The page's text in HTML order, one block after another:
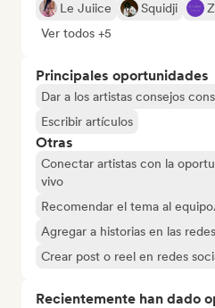
Le Juiice
Squidji
Ver todos +5
Principales oportunidades
Dar a los artistas consejos
Escribir artículos
Otras
Conectar artistas con la
vivo
Recomendar el tema al
Agregar a historias en las
Crear post o reel en redes
Recientemente han dado